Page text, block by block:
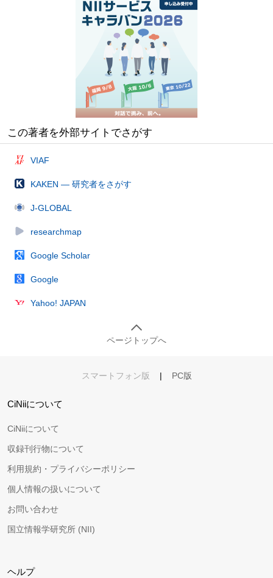
この著者を外部サイトでさがす
VIAF
KAKEN — 研究者をさがす
J-GLOBAL
researchmap
Google Scholar
Google
Yahoo! JAPAN
ページトップへ
スマートフォン版 | PC版
CiNiiについて
CiNiiについて
収録刊行物について
利用規約・プライバシーポリシー
個人情報の扱いについて
お問い合わせ
国立情報学研究所 (NII)
ヘルプ